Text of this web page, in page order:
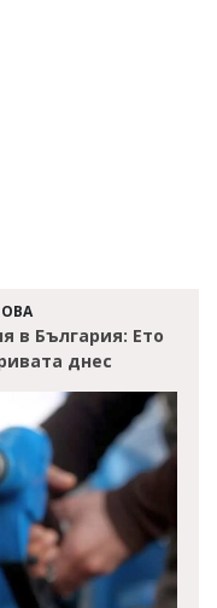
в България: Ето
днес